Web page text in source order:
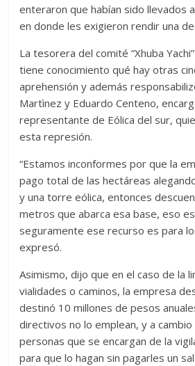
enteraron que habían sido llevados
en donde les exigieron rendir una
La tesorera del comité “Xhuba
tiene conocimiento qué hay otras
aprehensión y además
Martìnez y Eduardo Centeno,
representante de Eólica del sur,
esta represión.
“Estamos inconformes por que la
pago total de las hectáreas
y una torre eólica, entonces
metros que abarca esa base, eso
seguramente ese recurso es para
expresó.
Asimismo, dijo que en el caso de la
vialidades o caminos, la empresa
destinó 10 millones de pesos
directivos no lo emplean, y a cambio
personas que se encargan de la
para que lo hagan sin pagarles un